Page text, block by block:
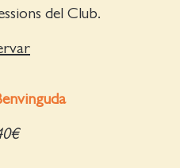
del Club.